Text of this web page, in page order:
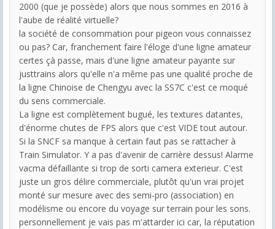
2000 (que je possède) alors que nous sommes en 2016 à
l'aube de réalité virtuelle?
la société de consommation pour pigeon vous connaissez
ou pas? Car, franchement faire l'éloge d'une ligne amateur
certes çà passe, mais d'une ligne amateur payante sur
justtrains alors qu'elle n'a même pas une qualité proche de
la ligne Chinoise de Chengyu avec la SS7C c'est ce moqué
du sens commerciale.
La ligne est complètement bugué, les textures datantes,
d'énorme chutes de FPS alors que c'est VIDE tout autour.
Si la SNCF sa manque à certain faut pas se rattacher à
Train Simulator. Y a pas d'avenir de carrière dessus! Alarme
vacma défaillante si trop de sorti camera exterieur. C'est
juste un gros délire commerciale, plutôt qu'un vrai projet
monté sur mesure avec des semi-pro (association) en
modélisme ou encore du voyage sur terrain pour les sons.
personnellement je vais pas m'attarder ici car, la réputation